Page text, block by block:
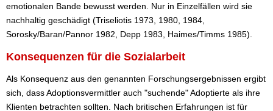
emotionalen Bande bewusst werden. Nur in Einzelfällen wird sie
nachhaltig geschädigt (Triseliotis 1973, 1980, 1984,
Sorosky/Baran/Pannor 1982, Depp 1983, Haimes/Timms 1985).
Konsequenzen für die Sozialarbeit
Als Konsequenz aus den genannten Forschungsergebnissen ergibt
sich, dass Adoptionsvermittler auch "suchende" Adoptierte als ihre
Klienten betrachten sollten. Nach britischen Erfahrungen ist für